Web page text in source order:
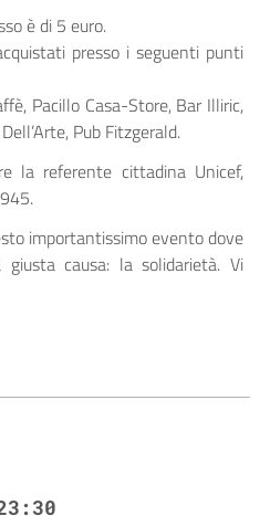
è di 5 euro.
presso i seguenti punti
Pacillo Casa-Store, Bar Illiric,
Pub Fitzgerald.
la referente cittadina Unicef,
importantissimo evento dove
causa: la solidarietà. Vi